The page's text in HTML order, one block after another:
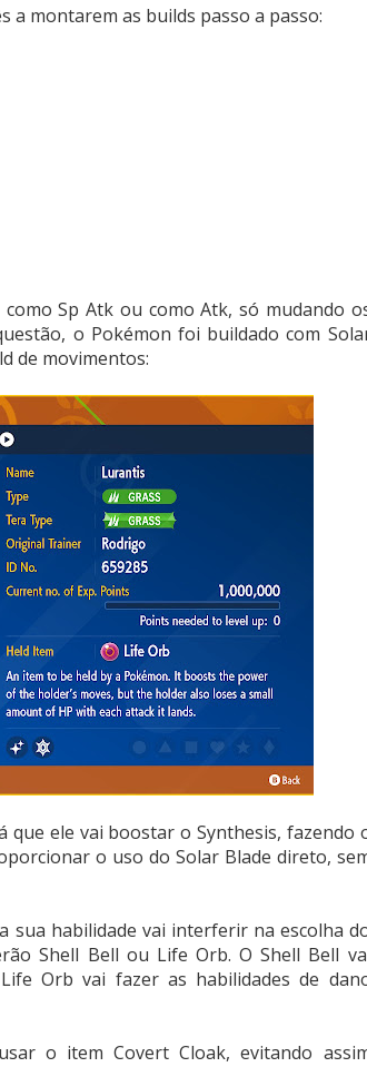
a montarem as builds passo a passo:
Sp Atk ou como Atk, só mudando
o Pokémon foi buildado com
de movimentos:
que ele vai boostar o Synthesis, fazendo
o uso do Solar Blade direto,
sua habilidade vai interferir na escolha
Shell Bell ou Life Orb. O Shell Bell
Orb vai fazer as habilidades de
o item Covert Cloak, evitando